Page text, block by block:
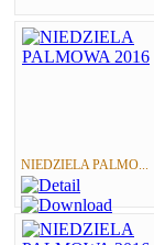
NIEDZIELA PALMO...